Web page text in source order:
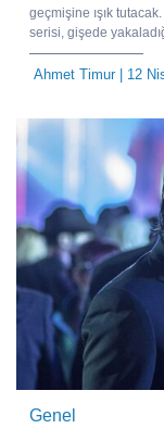
geçmişine ışık
serisi, gişede
Ahmet Timur| 12
Genel